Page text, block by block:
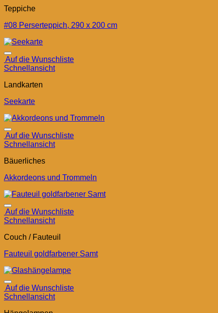
Teppiche
#08 Perserteppich, 290 x 200 cm
Auf die Wunschliste
Schnellansicht
Landkarten
Seekarte
Auf die Wunschliste
Schnellansicht
Bäuerliches
Akkordeons und Trommeln
Auf die Wunschliste
Schnellansicht
Couch / Fauteuil
Fauteuil goldfarbener Samt
Auf die Wunschliste
Schnellansicht